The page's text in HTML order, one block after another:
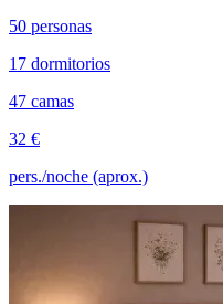
50 personas
17 dormitorios
47 camas
32 €
pers./noche (aprox.)